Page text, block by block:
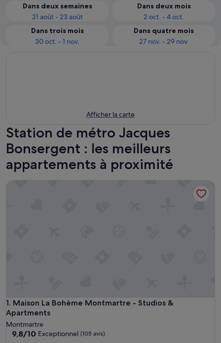
Dans deux semaines
21 août - 23 août
Dans deux mois
2 oct. - 4 oct.
Dans trois mois
30 oct. - 1 nov.
Dans quatre mois
27 nov. - 29 nov.
Afficher la carte
Station de métro Jacques
Bonsergent : les meilleurs
appartements à proximité
1. Maison La Bohème Montmartre - Studios &
Apartments
Maison La Bohème Montmartre - Studios & Apartments
Montmartre
9.8
9,8/10 Exceptionnel (105 avis)